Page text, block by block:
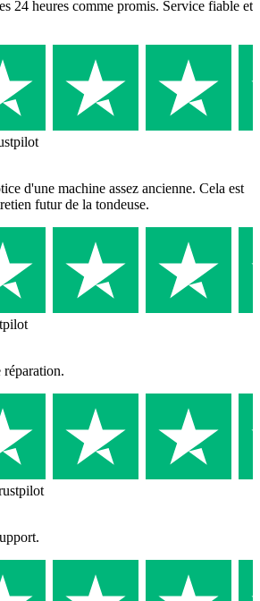
24 heures comme promis. Service fiable et
d'une machine assez ancienne. Cela est
futur de la tondeuse.